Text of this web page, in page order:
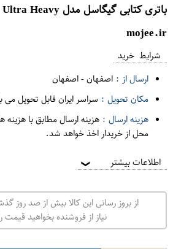
باتری کتابی گیگاسل مدل Ultra Heavy
mojee.ir
شرایط خرید
ارسال از : اصفهان-اصفهان
مکان تحویل : سراسر ایران قابل تحویل می
هزینه ارسال : هزینه ارسال مطابق با
محل از خریدار اخذ خواهد شد.
اطلاعات بیشتر ❯
از بروز رسانی این کالا بیش از صد
نیاز از فروشنده بخواهید قیمت